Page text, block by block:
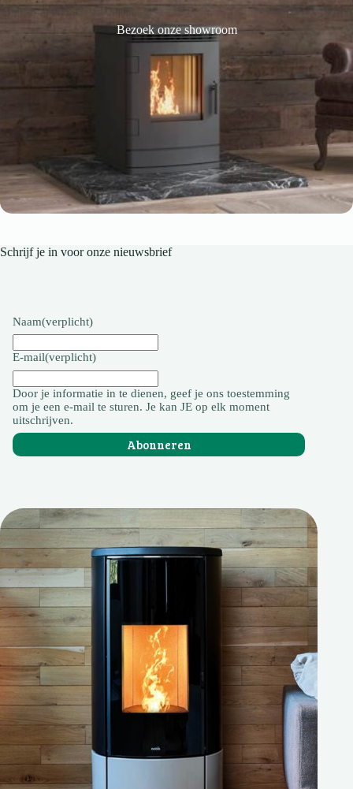
Bezoek onze showroom
Schrijf je in voor onze nieuwsbrief
Naam(verplicht)
E-mail(verplicht)
Door je informatie in te dienen, geef je ons toestemming
om je een e-mail te sturen. Je kan JE op elk moment
uitschrijven.
Abonneren